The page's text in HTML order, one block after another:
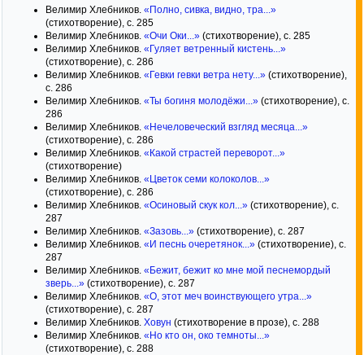
Велимир Хлебников. «Полно, сивка, видно, тра...»
(стихотворение), с. 285
Велимир Хлебников. «Очи Оки...» (стихотворение), с. 285
Велимир Хлебников. «Гуляет ветренный кистень...»
(стихотворение), с. 286
Велимир Хлебников. «Гевки гевки ветра нету...» (стихотворение),
с. 286
Велимир Хлебников. «Ты богиня молодёжи...» (стихотворение), с.
286
Велимир Хлебников. «Нечеловеческий взгляд месяца...»
(стихотворение), с. 286
Велимир Хлебников. «Какой страстей переворот...»
(стихотворение)
Велимир Хлебников. «Цветок семи колоколов...»
(стихотворение), с. 286
Велимир Хлебников. «Осиновый скук кол...» (стихотворение), с.
287
Велимир Хлебников. «Зазовь...» (стихотворение), с. 287
Велимир Хлебников. «И песнь очеретянок...» (стихотворение), с.
287
Велимир Хлебников. «Бежит, бежит ко мне мой песнемордый
зверь...» (стихотворение), с. 287
Велимир Хлебников. «О, этот меч воинствующего утра...»
(стихотворение), с. 287
Велимир Хлебников. Ховун (стихотворение в прозе), с. 288
Велимир Хлебников. «Но кто он, око темноты...»
(стихотворение), с. 288